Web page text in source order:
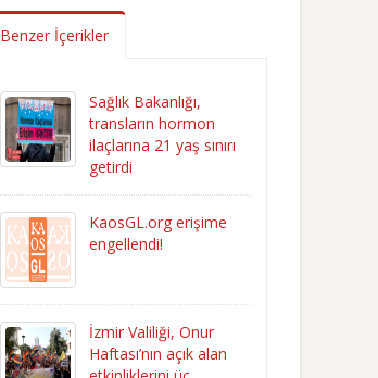
Benzer İçerikler
Sağlık Bakanlığı,
transların hormon
ilaçlarına 21 yaş sınırı
getirdi
KaosGL.org erişime
engellendi!
İzmir Valiliği, Onur
Haftası’nın açık alan